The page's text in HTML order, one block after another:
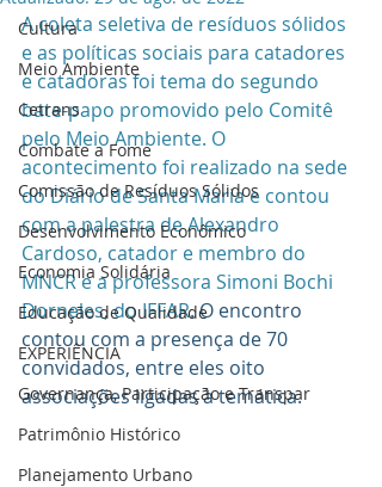
Cultura
Meio Ambiente
Cetrans
Combate a Fome
Comissão de Resíduos Sólidos
Desenvolvimento Econômico
Economia Solidária
Educação de Qualidade
EXPERIÊNCIA
Governança, Participação e Transpar
Patrimônio Histórico
Planejamento Urbano
A coleta seletiva de resíduos sólidos
e as políticas sociais para catadores
e catadoras foi tema do segundo
bate-papo promovido pelo Comitê
pelo Meio Ambiente. O
acontecimento foi realizado na sede
do Diário de Santa Maria e contou
com a palestra de Alexandro
Cardoso, catador e membro do
MNCR e a professora Simoni Bochi
Dorneles, do IFFAR. O encontro
contou com a presença de 70
convidados, entre eles oito
associações ligadas à temática.